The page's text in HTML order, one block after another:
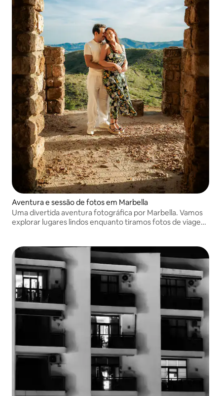
Aventura e sessão de fotos em Marbella
Uma divertida aventura fotográfica por Marbella. Vamos
explorar lugares lindos enquanto tiramos fotos de viagem
Instagram.